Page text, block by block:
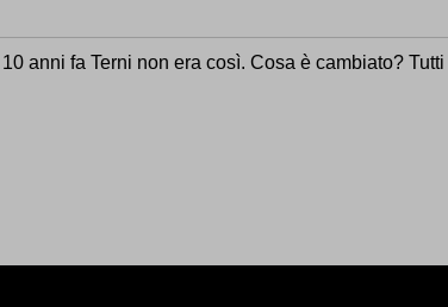
anni fa Terni non era così. Cosa è cambiato?